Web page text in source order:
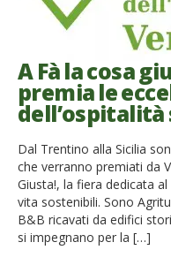
A Fà la cosa
premia le
Dal Trentino alla Sicilia
che verranno premiati da
Giusta!, la fiera dedicata
vita sostenibili. Sono
B&B ricavati da edifici
si impegnano per la […]